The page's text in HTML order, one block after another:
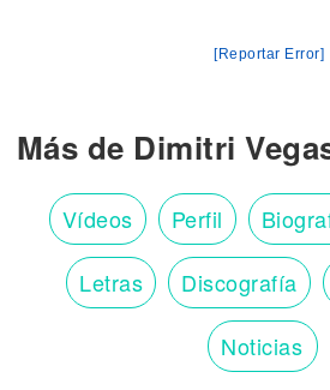
[Reportar Error]
Más de Dimitri
Vídeos Perfil
Letras Discografía
Noticias